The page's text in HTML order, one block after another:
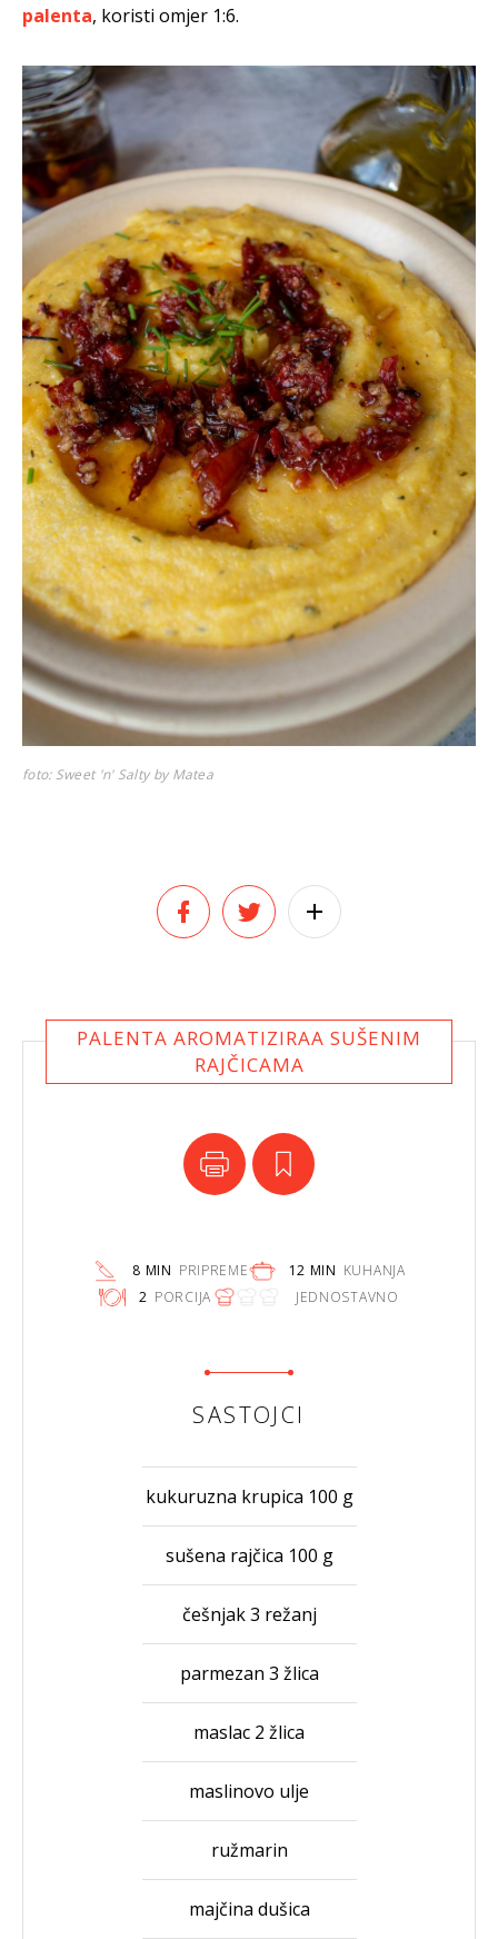
palenta, koristi omjer 1:6.
foto: Sweet 'n' Salty by Matea
PALENTA AROMATIZIRAA SUŠENIM
RAJČICAMA
8 MIN PRIPREME 12 MIN KUHANJA
2 PORCIJA JEDNOSTAVNO
SASTOJCI
kukuruzna krupica 100 g
sušena rajčica 100 g
češnjak 3 režanj
parmezan 3 žlica
maslac 2 žlica
maslinovo ulje
ružmarin
majčina dušica